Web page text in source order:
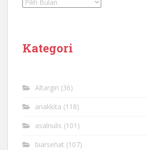
Kategori
Altargiri (36)
anakkita (118)
asalnulis (101)
biarsehat (107)